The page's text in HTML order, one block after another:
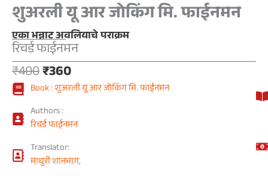
शुअरली यू आर जोकिंग मि. फाईनमन
एका भन्नाट अवलियाचे पराक्रम
रिचर्ड फाईनमन
₹400Original
price
was:
₹400.
₹360Current
price
Book : शुअरली यू आर जोकिंग मि. फाईनमन
Authors :
रिचर्ड फाईनमन
Translator:
माधुरी शानभाग,